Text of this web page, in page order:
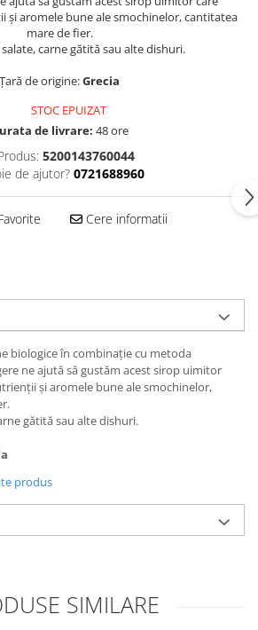
și aromele bune ale smochinelor, cantitatea
mare de fier.
carne gătită sau alte dishuri.
Țară de origine:Grecia
STOC EPUIZAT
de livrare: 48 ore
5200143760044
de ajutor? 0721688960
Cere informatii
biologice în combinație cu metoda
ne ajută să gustăm acest sirop uimitor
și aromele bune ale smochinelor,
gătită sau alte dishuri.
produs
SIMILARE